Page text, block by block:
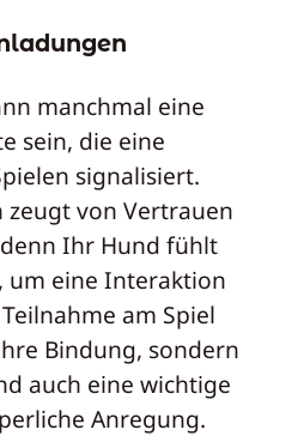
manchmal eine
sein, die eine
signalisiert.
zeugt von Vertrauen
Ihr Hund fühlt
um eine Interaktion
am Spiel
Bindung, sondern
auch eine wichtige
Anregung.